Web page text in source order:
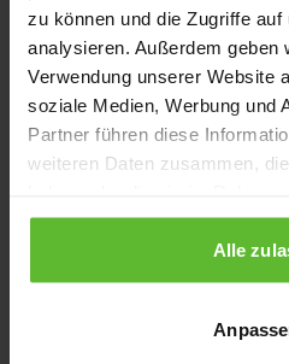
zu können und die Zugriffe
analysieren. Außerdem geben
Verwendung unserer Website
soziale Medien, Werbung und
Partner führen diese
weiteren Daten zusammen,
gesammelt haben.
Alle
Application error: a client-side
loading www.kurzwego.de (see